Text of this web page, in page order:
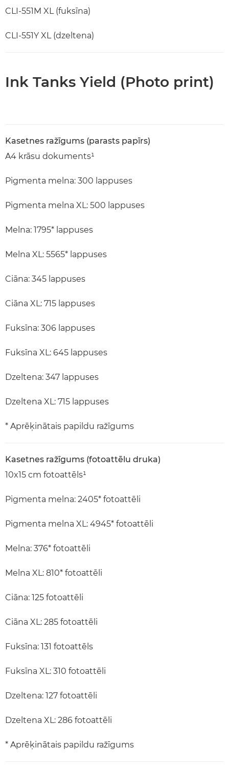
CLI-551M XL (fuksīna)
CLI-551Y XL (dzeltena)
Ink Tanks Yield (Photo print)
Kasetnes ražīgums (parasts papīrs)
A4 krāsu dokuments¹
Pigmenta melna: 300 lappuses
Pigmenta melna XL: 500 lappuses
Melna: 1795* lappuses
Melna XL: 5565* lappuses
Ciāna: 345 lappuses
Ciāna XL: 715 lappuses
Fuksīna: 306 lappuses
Fuksīna XL: 645 lappuses
Dzeltena: 347 lappuses
Dzeltena XL: 715 lappuses
* Aprēķinātais papildu ražīgums
Kasetnes ražīgums (fotoattēlu druka)
10x15 cm fotoattēls¹
Pigmenta melna: 2405* fotoattēli
Pigmenta melna XL: 4945* fotoattēli
Melna: 376* fotoattēli
Melna XL: 810* fotoattēli
Ciāna: 125 fotoattēli
Ciāna XL: 285 fotoattēli
Fuksīna: 131 fotoattēls
Fuksīna XL: 310 fotoattēli
Dzeltena: 127 fotoattēli
Dzeltena XL: 286 fotoattēli
* Aprēķinātais papildu ražīgums